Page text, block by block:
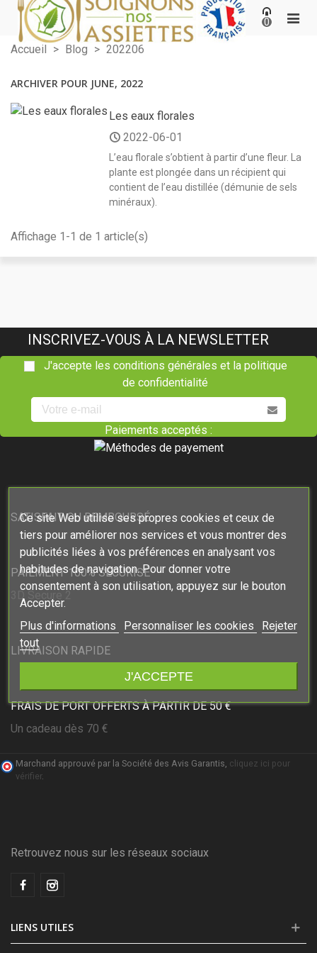
0
Accueil > Blog > 202206
ARCHIVER POUR JUNE, 2022
Les eaux florales
2022-06-01
L’eau florale s’obtient à partir d’une fleur. La
plante est plongée dans un récipient qui
contient de l’eau distillée (démunie de sels
minéraux).
Affichage 1-1 de 1 article(s)
INSCRIVEZ-VOUS À LA NEWSLETTER
J'accepte les conditions générales et la politique
de confidentialité
Paiements acceptés :
SATISFAIT OU REMBOURSÉ
PAIEMENT 100% SÉCURISÉ
3D Secure 2
LIVRAISON RAPIDE
FRAIS DE PORT OFFERTS À PARTIR DE 50 €
Un cadeau dès 70 €
Marchand approuvé par la Société des Avis Garantis, cliquez ici pour
vérifier.
Ce site Web utilise ses propres cookies et ceux de
tiers pour améliorer nos services et vous montrer des
publicités liées à vos préférences en analysant vos
habitudes de navigation. Pour donner votre
consentement à son utilisation, appuyez sur le bouton
Accepter.
Plus d'informations
Personnaliser les cookies
Rejeter
tout
J'ACCEPTE
Retrouvez nous sur les réseaux sociaux
LIENS UTILES